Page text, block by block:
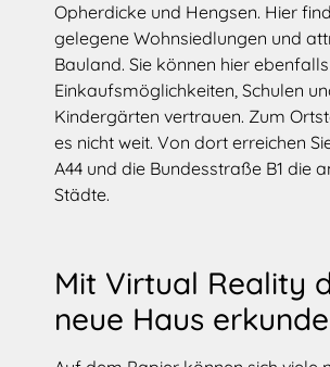
Opherdicke und Hengsen. Hier
gelegene Wohnsiedlungen und
Bauland. Sie können hier
Einkaufsmöglichkeiten, Schulen
Kindergärten vertrauen. Zum
es nicht weit. Von dort erreichen
A44 und die Bundesstraße B1 die
Städte.
Mit Virtual Reality
neue Haus